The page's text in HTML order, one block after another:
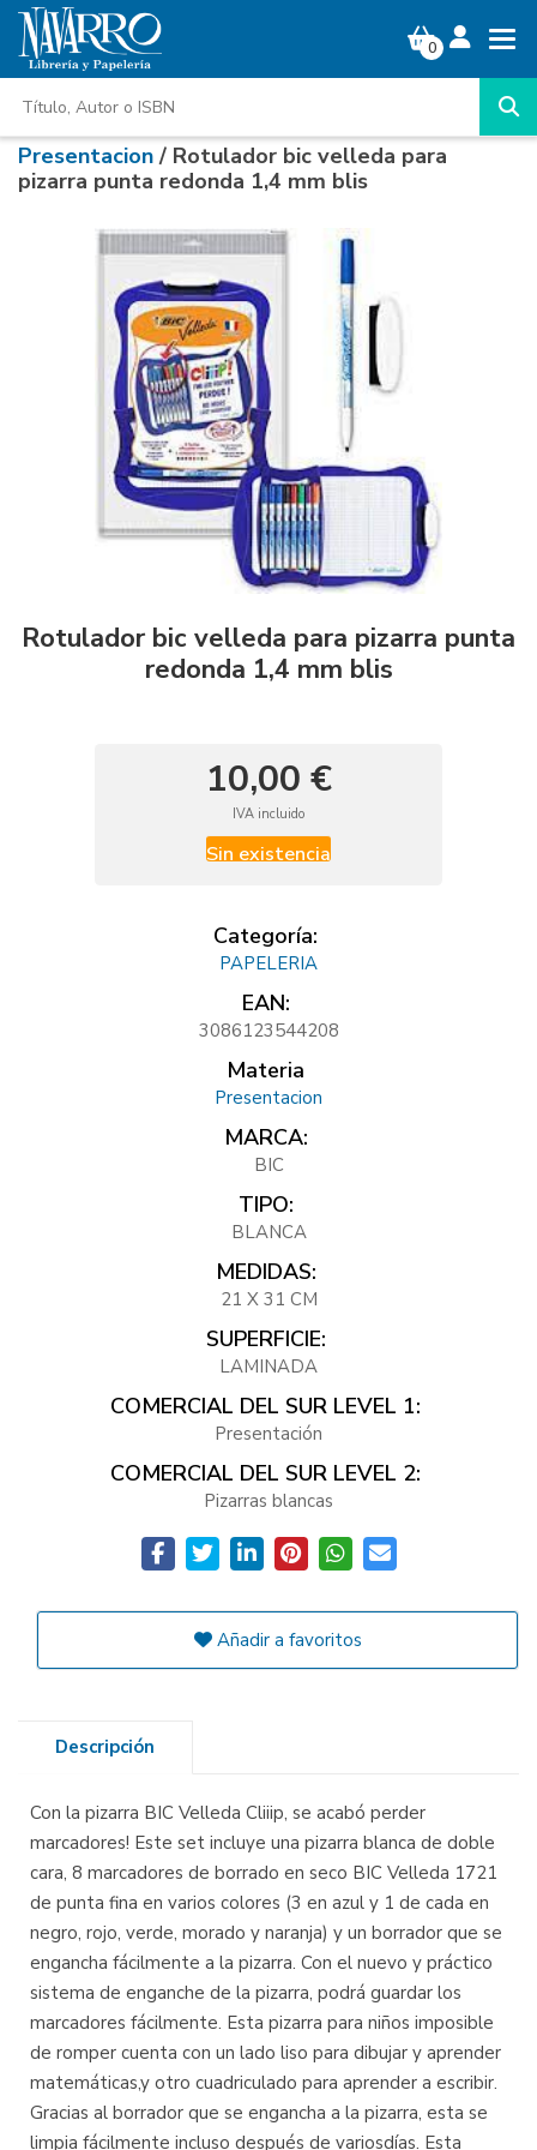
0
Presentacion/ Rotulador bic velleda para
pizarra punta redonda 1,4 mm blis
Rotulador bic velleda para pizarra punta
redonda 1,4 mm blis
10,00 €
IVA incluido
Sin existencia
Categoría:
PAPELERIA
EAN:
3086123544208
Materia
Presentacion
MARCA:
BIC
TIPO:
BLANCA
MEDIDAS:
21 X 31 CM
SUPERFICIE:
LAMINADA
COMERCIAL DEL SUR LEVEL 1:
Presentación
COMERCIAL DEL SUR LEVEL 2:
Pizarras blancas
Añadir a favoritos
Descripción
Con la pizarra BIC Velleda Cliiip, se acabó perder
marcadores! Este set incluye una pizarra blanca de doble
cara, 8 marcadores de borrado en seco BIC Velleda 1721
de punta fina en varios colores (3 en azul y 1 de cada en
negro, rojo, verde, morado y naranja) y un borrador que se
engancha fácilmente a la pizarra. Con el nuevo y práctico
sistema de enganche de la pizarra, podrá guardar los
marcadores fácilmente. Esta pizarra para niños imposible
de romper cuenta con un lado liso para dibujar y aprender
matemáticas,y otro cuadriculado para aprender a escribir.
Gracias al borrador que se engancha a la pizarra, esta se
limpia fácilmente incluso después de variosdías. Esta